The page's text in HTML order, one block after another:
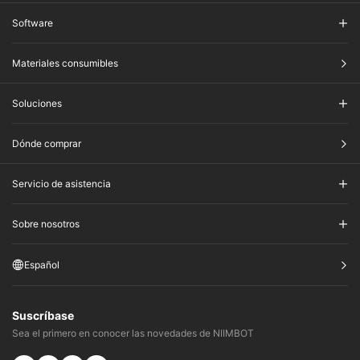
Software
Materiales consumibles
Soluciones
Dónde comprar
Servicio de asistencia
Sobre nosotros
Español
Suscríbase
Sea el primero en conocer las novedades de NIIMBOT